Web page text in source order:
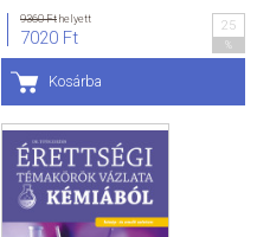
9360 Fthelyett
7020 Ft
25
Kosárba